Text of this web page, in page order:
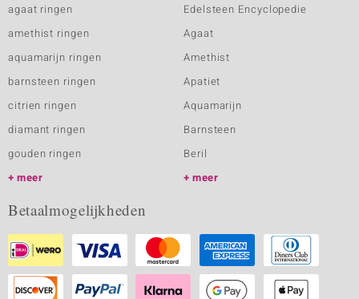
agaat ringen
amethist ringen
aquamarijn ringen
barnsteen ringen
citrien ringen
diamant ringen
gouden ringen
meer
Edelsteen Encyclopedie
Agaat
Amethist
Apatiet
Aquamarijn
Barnsteen
Beril
meer
Betaalmogelijkheden